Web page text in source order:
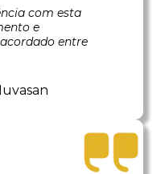
com esta
e
entre